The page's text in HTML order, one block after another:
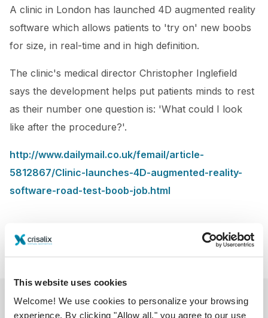
This website uses cookies
Welcome! We use cookies to personalize your browsing
experience. By clicking "Allow all," you agree to our use
A clinic in London has launched 4D augmented reality
software which allows patients to 'try on' new boobs
for size, in real-time and in high definition.
The clinic's medical director Christopher Inglefield
says the development helps put patients minds to rest
as their number one question is: 'What could I look
like after the procedure?'.
http://www.dailymail.co.uk/femail/article-
5812867/Clinic-launches-4D-augmented-reality-
software-road-test-boob-job.html